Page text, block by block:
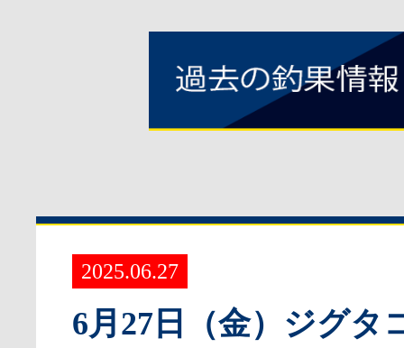
2025.06.27
6月27日（金）ジグタ